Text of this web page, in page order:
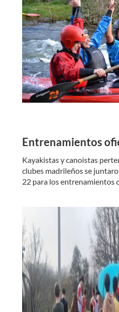
Entrenamientos
Kayakistas y canoistas
clubes madrileños se
22 para los entrenamientos